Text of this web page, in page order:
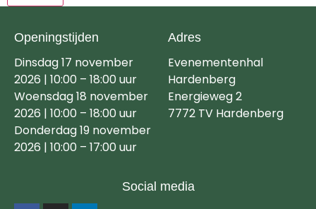
Openingstijden
Dinsdag 17 november
2026 | 10:00 – 18:00 uur
Woensdag 18 november
2026 | 10:00 – 18:00 uur
Donderdag 19 november
2026 | 10:00 – 17:00 uur
Adres
Evenementenhal
Hardenberg
Energieweg 2
7772 TV Hardenberg
Social media